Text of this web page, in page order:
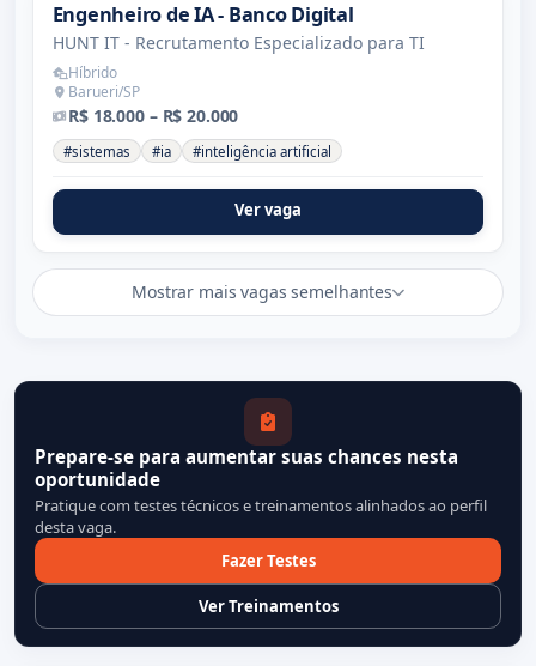
Engenheiro de IA - Banco Digital
HUNT IT - Recrutamento Especializado para TI
Híbrido
Barueri/SP
R$ 18.000 – R$ 20.000
#sistemas #ia #inteligência artificial
Ver vaga
Mostrar mais vagas semelhantes
Prepare-se para aumentar suas chances nesta
oportunidade
Pratique com testes técnicos e treinamentos alinhados ao perfil
desta vaga.
Fazer Testes
Ver Treinamentos